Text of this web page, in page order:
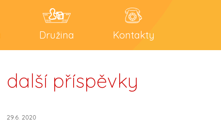
Družina Kontakty
další příspěvky
29.6. 2020